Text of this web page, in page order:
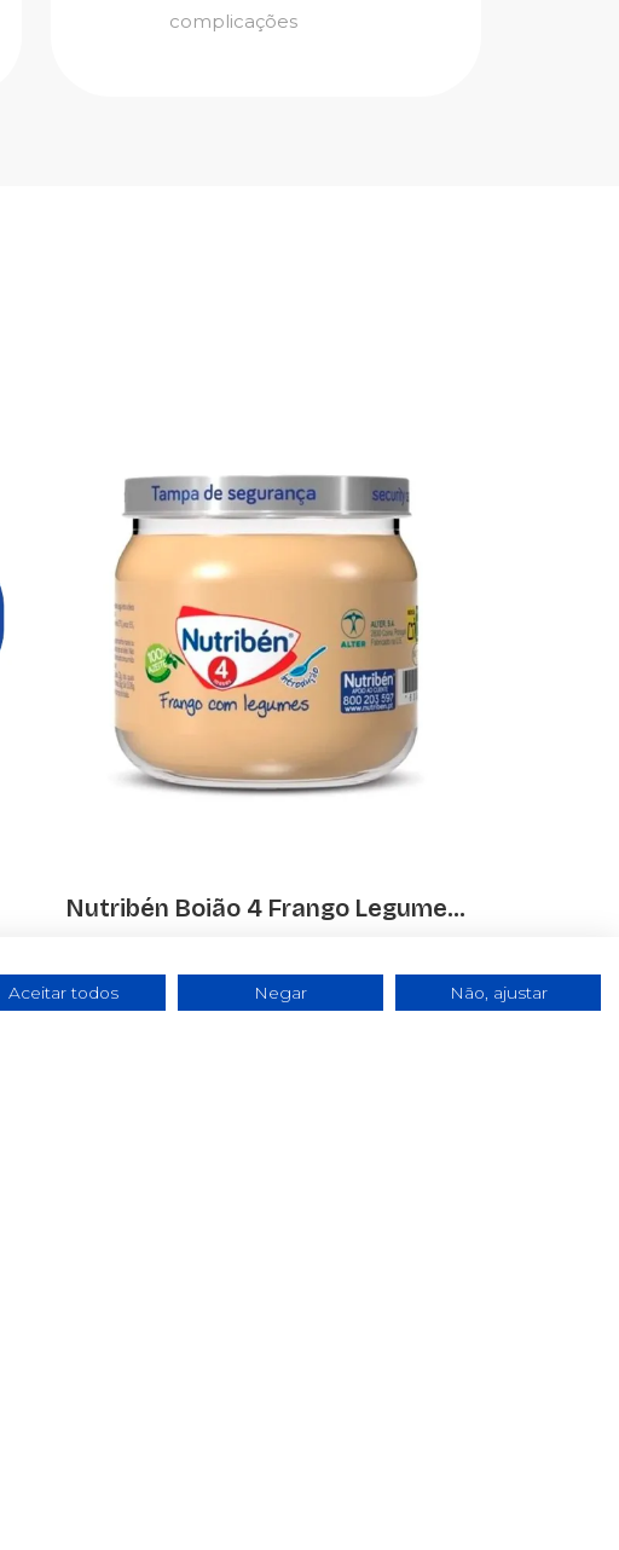
complicações
Nutribén Boião 4 Frango Legume...
Aceitar todos Negar Não, ajustar